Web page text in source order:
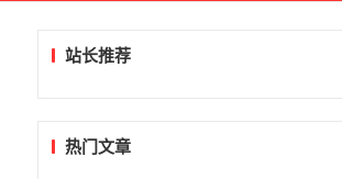
站长推荐
热门文章